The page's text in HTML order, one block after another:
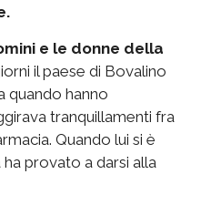
e le donne della
il paese di Bovalino
quando hanno
tranquillamenti fra
Quando lui si è
provato a darsi alla